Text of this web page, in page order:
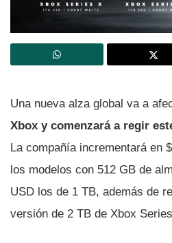
Una nueva alza global va a
Xbox y comenzará a regir
La compañía incrementará en
los modelos con 512 GB de
USD los de 1 TB, además de
versión de 2 TB de Xbox